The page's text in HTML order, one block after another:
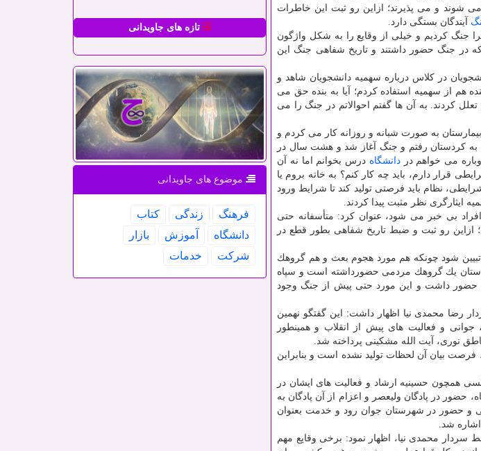
شوند و می پذیرند؛ ازاین رو ثبت این خاطرات
آیندگان بستگی دارد.
كردیم و خیلی از وقایع را به شكل واژگون
در جنگ حضور داشتند و تاریخ شفاهی جنگ این
در كلاس درباره سهمیه دانشجویان شاهد و
هم از سهمیه استفاده كردم؛ آیا به بنده حق می
كردند. به آن ها گفتم احوالاتم در جنگ را می
در دو بیمارستان به صورت شبانه و روزانه كار می كردم و
به كردستان رفتم و جنگ آغاز شد و هشت سال در
دانشگاه درس بخوانم اما نه آن
قرار دارم، باید چه كار كنم؟ به خانه بروم یا
نظام باید فرصتی تولید كند تا شرایط ورود
ایثارگری نظر مثبت پیدا كردند.
افراد بی خبر می شود، عنوان كرد: متأسفانه حتی
ازاین رو ثبت و ضبط تاریخ شفاهی بطور قطع در
تبیین شود چونكه هم مورد هجوم بعث و هم گروهك
یك گروهك مردمی حضورداشته است و سپاه
حضور داشت و این مورد حتی پیش از جنگ وجود
رضا محمدی نیا اظهار داشت: این گفتگو نهمین
و فعالیت های پیش از انقلاب و همینطور
نوری، آیت الله مشكینی پرداخته شد.
بیان آن لحظات تولید نشده است و بنابراین
همچون حسینیه ارشاد و فعالیت های ایشان در
حضور در پادگان ولیعصر و اعزام از آن پادگان به
و حضور در شهرستان جوان رود و خدمت بعنوان
سردار محمدی نیا، اظهار نمود: برخی وقایع مهم
تازه های جاویدانی
موضوع های جاویدانی
فرهنگ زندگی
كتاب
دانشگاه
آموزش
بازار
شركت
خدمات